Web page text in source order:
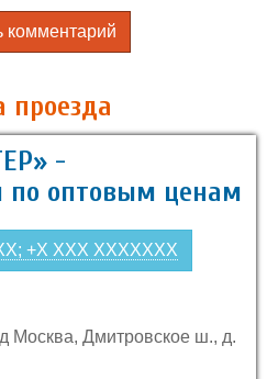
комментарий
проезда
-
по оптовым ценам
+X XXX XXXXXXX
Москва, Дмитровское ш., д.